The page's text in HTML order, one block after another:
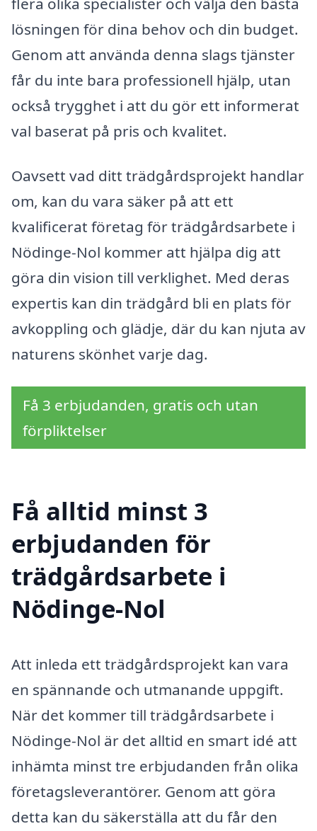
lösningen för dina behov och din budget.
Genom att använda denna slags tjänster
får du inte bara professionell hjälp, utan
också trygghet i att du gör ett informerat
val baserat på pris och kvalitet.
Oavsett vad ditt trädgårdsprojekt handlar
om, kan du vara säker på att ett
kvalificerat företag för trädgårdsarbete i
Nödinge-Nol kommer att hjälpa dig att
göra din vision till verklighet. Med deras
expertis kan din trädgård bli en plats för
avkoppling och glädje, där du kan njuta av
naturens skönhet varje dag.
Få 3 erbjudanden, gratis och utan
förpliktelser
Få alltid minst 3
erbjudanden för
trädgårdsarbete i
Nödinge-Nol
Att inleda ett trädgårdsprojekt kan vara
en spännande och utmanande uppgift.
När det kommer till trädgårdsarbete i
Nödinge-Nol är det alltid en smart idé att
inhämta minst tre erbjudanden från olika
företagsleverantörer. Genom att göra
detta kan du säkerställa att du får den